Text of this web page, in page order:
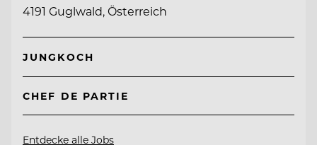
4191 Guglwald, Österreich
JUNGKOCH
CHEF DE PARTIE
Entdecke alle Jobs